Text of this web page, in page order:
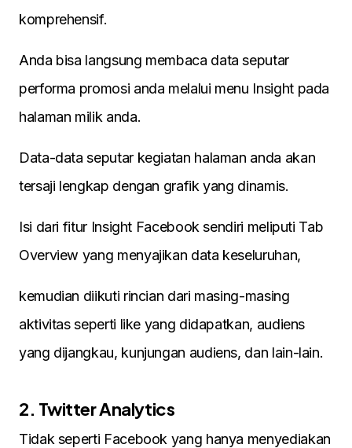
komprehensif.
Anda bisa langsung membaca data seputar
performa promosi anda melalui menu Insight pada
halaman milik anda.
Data-data seputar kegiatan halaman anda akan
tersaji lengkap dengan grafik yang dinamis.
Isi dari fitur Insight Facebook sendiri meliputi Tab
Overview yang menyajikan data keseluruhan,
kemudian diikuti rincian dari masing-masing
aktivitas seperti like yang didapatkan, audiens
yang dijangkau, kunjungan audiens, dan lain-lain.
2. Twitter Analytics
Tidak seperti Facebook yang hanya menyediakan